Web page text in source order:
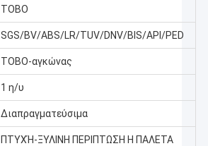
TOBO
SGS/BV/ABS/LR/TUV/DNV/BIS/API/PED
TOBO-αγκώνας
1 η/υ
Διαπραγματεύσιμα
ΠΤΥΧΉ-ΞΥΛΙΝΗ ΠΕΡΙΠΤΩΣΗ Η ΠΑΛΕΤΑ